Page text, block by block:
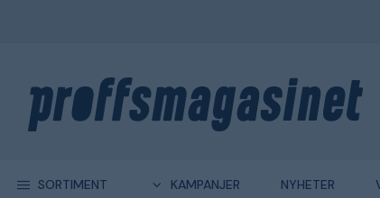
SORTIMENT KAMPANJER NYHETER